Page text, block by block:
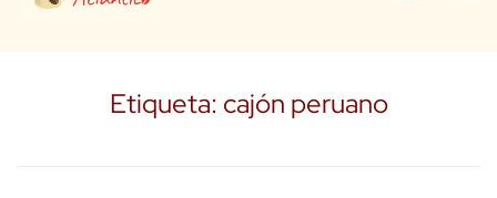
Etiqueta: cajón peruano